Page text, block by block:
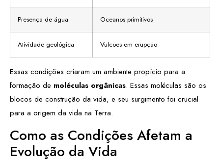
Presença de água Oceanos primitivos
Atividade geológica Vulcões em erupção
Essas condições criaram um ambiente propício para a
formação de moléculas orgânicas. Essas moléculas são os
blocos de construção da vida, e seu surgimento foi crucial
para a origem da vida na Terra.
Como as Condições Afetam a
Evolução da Vida